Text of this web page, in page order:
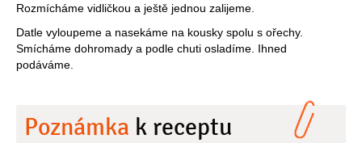
Rozmícháme vidličkou a ještě jednou zalijeme.
Datle vyloupeme a nasekáme na kousky spolu s ořechy.
Smícháme dohromady a podle chuti osladíme. Ihned
podáváme.
Poznámka k receptu